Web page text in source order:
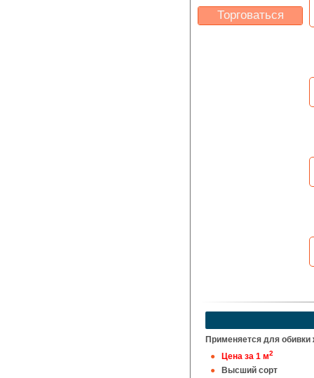
Торговаться
Применяется для
Цена за 1 м2
Высший сорт